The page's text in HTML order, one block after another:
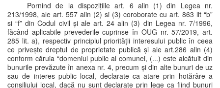
Pornind de la dispozițiile art. 6 alin (1) din Legea nr.
213/1998, ale art. 557 alin (2) si (3) coroborate cu art. 863 lit “b”
si “f” din Codul civil și ale art. 24 alin (3) din Legea nr. 7/1996,
făcând aplicabile prevederile cuprinse în OUG nr. 57/2019, art.
285 lit. a), respectiv principiul priorității interesului public în ceea
ce privește dreptul de proprietate publică și ale art.286 alin (4)
conform căruia “domeniul public al comunei, (...) este alcătuit din
bunurile prevăzute în anexa nr. 4, precum și din alte bunuri de uz
sau de interes public local, declarate ca atare prin hotărâre a
consiliului local, dacă nu sunt declarate prin lege ca fiind bunuri